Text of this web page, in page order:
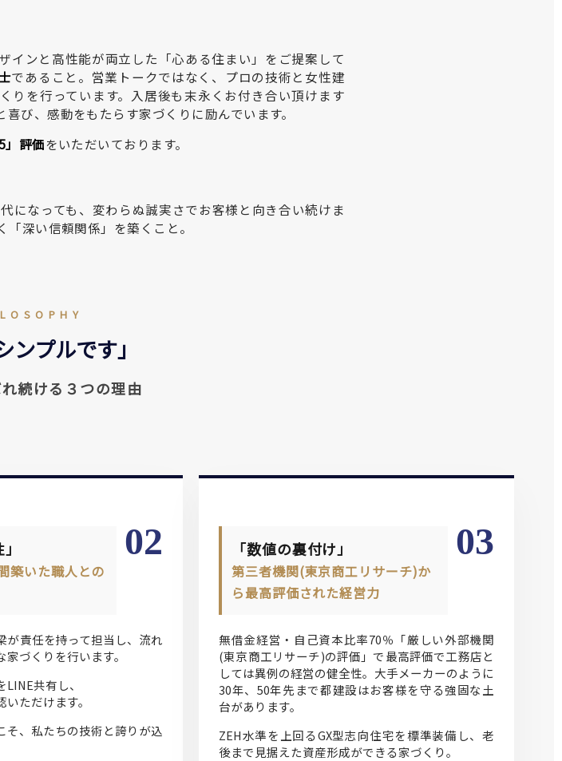
インと高性能が両立した「心ある住まい」をご提案して
であること。営業トークではなく、プロの技術と女性建
りを行っています。入居後も末永くお付き合い頂けます
喜び、感動をもたらす家づくりに励んでいます。
」評価をいただいております。
になっても、変わらぬ誠実さでお客様と向き合い続けま
深い信頼関係」を築くこと。
ンプルです」
続ける３つの理由
築いた職人との
02
が責任を持って担当し、流れ
づくりを行います。
共有し、
ただけます。
そ、私たちの技術と誇りが込
「数値の裏付け」
第三者機関(東京商工リサーチ)か
ら最高評価された経営力
03
無借金経営・自己資本比率70％「厳しい外部機関
(東京商工リサーチ)の評価」で最高評価で工務店と
しては異例の経営の健全性。大手メーカーのように
30年、50年先まで都建設はお客様を守る強固な土
台があります。
ZEH水準を上回るGX型志向住宅を標準装備し、老
後まで見据えた資産形成ができる家づくり。